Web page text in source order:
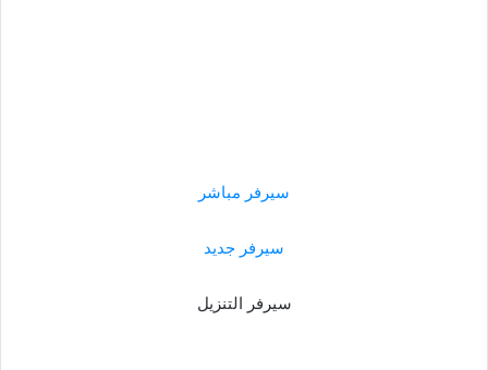
سيرفر مباشر
سيرفر جديد
سيرفر التنزيل